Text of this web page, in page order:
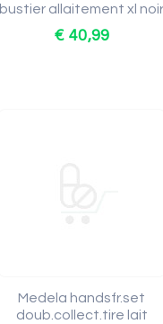
bustier allaitement xl
€ 40,99
Medela handsfr.set
doub.collect.tire lait